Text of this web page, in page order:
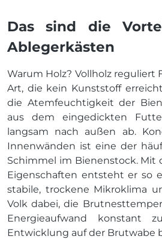
Das sind die
Ablegerkästen
Warum Holz? Vollholz reguliert
Art, die kein Kunststoff
die Atemfeuchtigkeit der
aus dem eingedickten
langsam nach außen ab.
Innenwänden ist eine der
Schimmel im Bienenstock. Mit
Eigenschaften entsteht er so
stabile, trockene Mikroklima
Volk dabei, die
Energieaufwand konstant
Entwicklung auf der Brutwabe